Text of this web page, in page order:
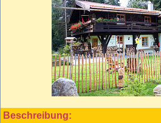
Beschreibung: